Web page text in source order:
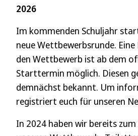
2026
Im kommenden Schuljahr
neue Wettbewerbsrunde.
den Wettbewerb ist ab dem
Starttermin möglich. Diesen
demnächst bekannt. Um
registriert euch für unseren
In 2024 haben wir bereits